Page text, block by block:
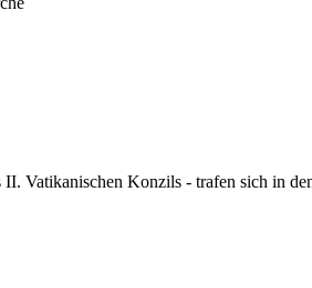
Vatikanischen Konzils - trafen sich in